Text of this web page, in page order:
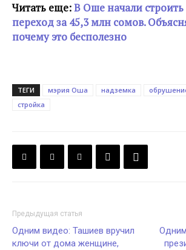
Читать еще:В Оше начали
переход за 45,3 млн сомов.
почему это бесполезно
ТЕГИ мэрия Оша надземка
стройка
Предыдущая статья
Одним видео: Ташиев вручил
ключи от дома женщине,